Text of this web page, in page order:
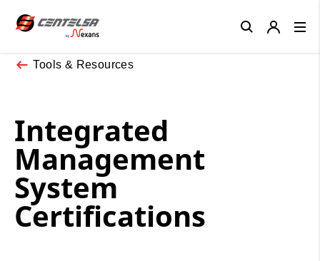
Tools & Resources
Integrated
Management
System
Certifications
Close